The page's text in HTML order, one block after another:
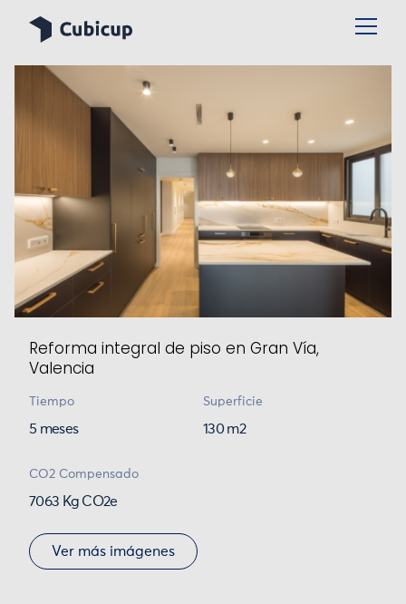
Reforma integral de piso en Gran Vía,
Valencia
Tiempo
5 meses
Superficie
130 m2
CO2 Compensado
7063 Kg CO2e
Ver más imágenes